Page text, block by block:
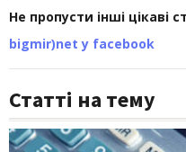
Не пропусти інші цікаві
bigmir)net у facebook
Статті на тему